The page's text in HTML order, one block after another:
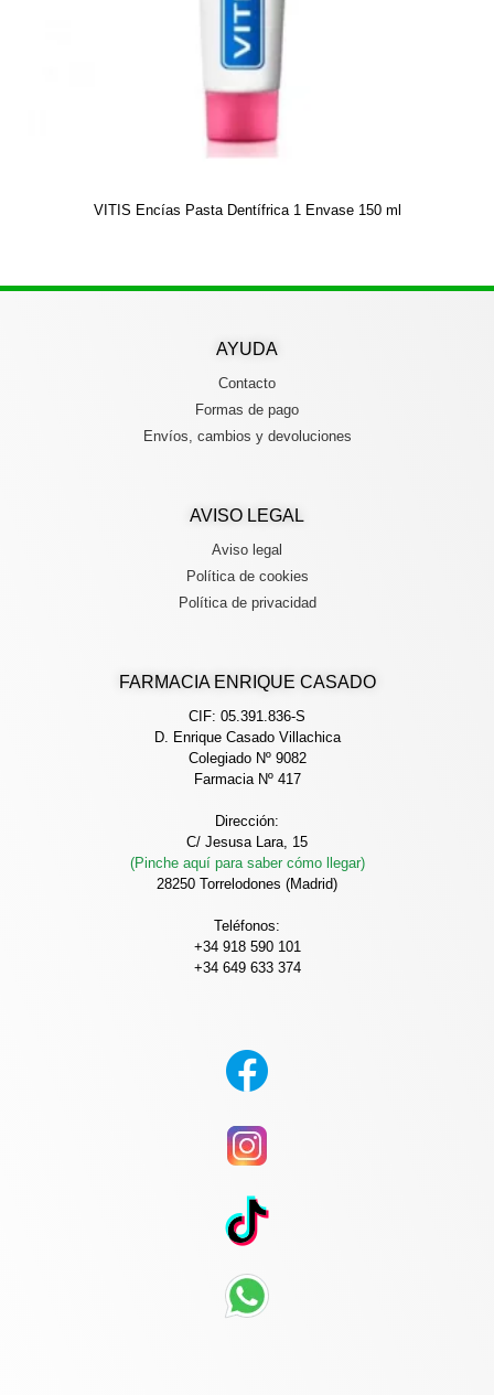
VITIS Encías Pasta Dentífrica 1 Envase 150 ml
FARMACIA ENRIQUE CASADO
CIF: 05.391.836-S
D. Enrique Casado Villachica
Colegiado Nº 9082
Farmacia Nº 417
Dirección:
C/ Jesusa Lara, 15
(Pinche aquí para saber cómo llegar)
28250 Torrelodones (Madrid)
Teléfonos:
+34 918 590 101
+34 649 633 374
AVISO LEGAL
Aviso legal
Política de cookies
Política de privacidad
AYUDA
Contacto
Formas de pago
Envíos, cambios y devoluciones